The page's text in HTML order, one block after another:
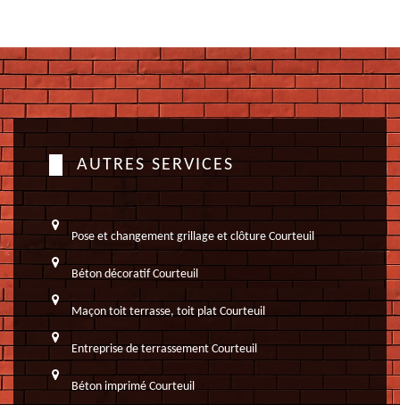
AUTRES SERVICES
Pose et changement grillage et clôture Courteuil
Béton décoratif Courteuil
Maçon toit terrasse, toit plat Courteuil
Entreprise de terrassement Courteuil
Béton imprimé Courteuil